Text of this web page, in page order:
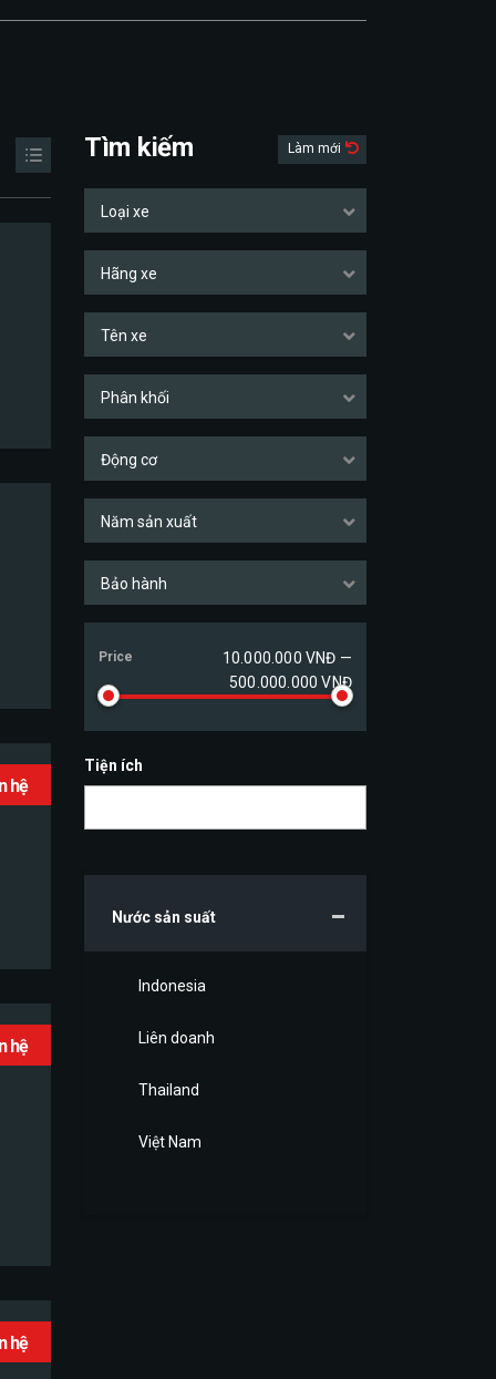
Tìm kiếm Làm mới
Loại xe
Hãng xe
Tên xe
Phân khối
Động cơ
Năm sản xuất
Bảo hành
Price
10.000.000 VNĐ —
500.000.000 VNĐ
Tiện ích
Nước sản suất
Indonesia
Liên doanh
Thailand
Việt Nam
hệ
hệ
hệ